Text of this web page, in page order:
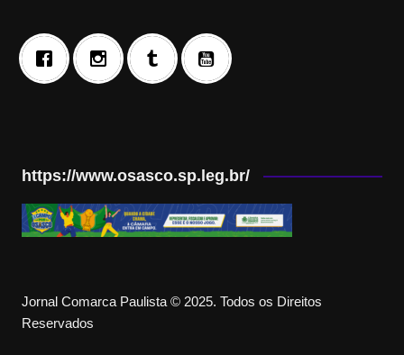
https://www.osasco.sp.leg.br/
Jornal Comarca Paulista © 2025. Todos os Direitos
Reservados